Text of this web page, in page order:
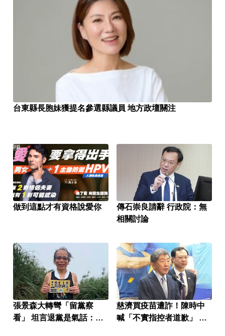
台東縣長胞妹獲提名參選縣議員 地方政壇關注
做到這點才有資格說愛你
PR
傳石崇良請辭 行政院：無
相關討論
張景森大轉彎「留黨察
看」 坦言退黨是氣話：當
慈濟買疫苗遭詐！陳時中
喊「不實指控者道歉」 蔣